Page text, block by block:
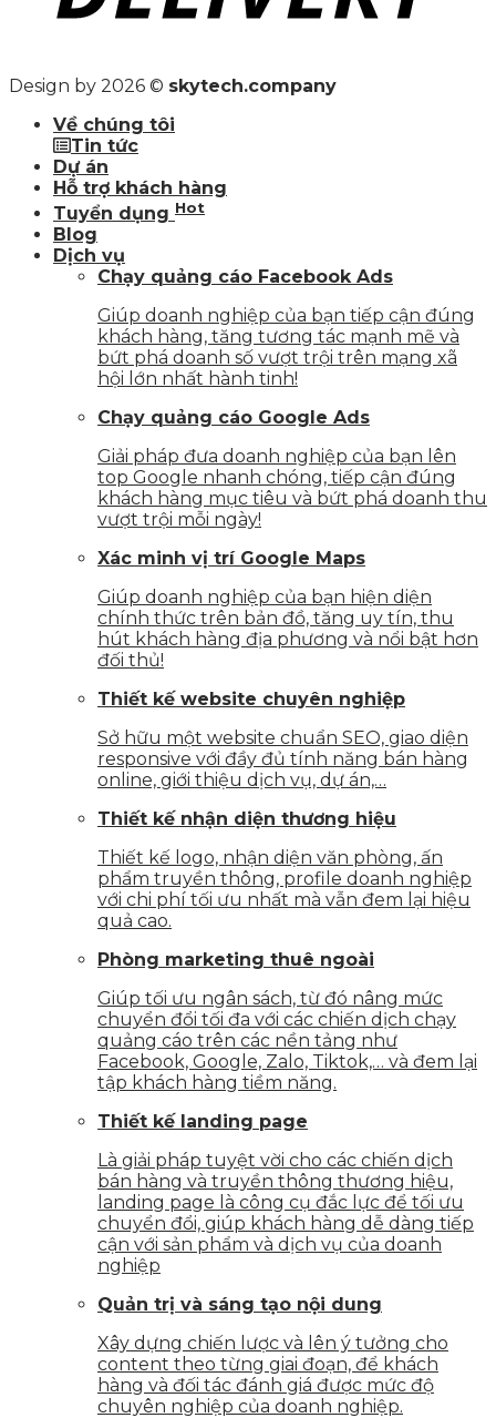
Design by 2026 © skytech.company
Về chúng tôi
Tin tức
Dự án
Hỗ trợ khách hàng
Tuyển dụng Hot
Blog
Dịch vụ
Chạy quảng cáo Facebook Ads
Giúp doanh nghiệp của bạn tiếp cận đúng
khách hàng, tăng tương tác mạnh mẽ và
bứt phá doanh số vượt trội trên mạng xã
hội lớn nhất hành tinh!
Chạy quảng cáo Google Ads
Giải pháp đưa doanh nghiệp của bạn lên
top Google nhanh chóng, tiếp cận đúng
khách hàng mục tiêu và bứt phá doanh thu
vượt trội mỗi ngày!
Xác minh vị trí Google Maps
Giúp doanh nghiệp của bạn hiện diện
chính thức trên bản đồ, tăng uy tín, thu
hút khách hàng địa phương và nổi bật hơn
đối thủ!
Thiết kế website chuyên nghiệp
Sở hữu một website chuẩn SEO, giao diện
responsive với đầy đủ tính năng bán hàng
online, giới thiệu dịch vụ, dự án,…
Thiết kế nhận diện thương hiệu
Thiết kế logo, nhận diện văn phòng, ấn
phẩm truyền thông, profile doanh nghiệp
với chi phí tối ưu nhất mà vẫn đem lại hiệu
quả cao.
Phòng marketing thuê ngoài
Giúp tối ưu ngân sách, từ đó nâng mức
chuyển đổi tối đa với các chiến dịch chạy
quảng cáo trên các nền tảng như
Facebook, Google, Zalo, Tiktok,… và đem lại
tập khách hàng tiềm năng.
Thiết kế landing page
Là giải pháp tuyệt vời cho các chiến dịch
bán hàng và truyền thông thương hiệu,
landing page là công cụ đắc lực để tối ưu
chuyển đổi, giúp khách hàng dễ dàng tiếp
cận với sản phẩm và dịch vụ của doanh
nghiệp
Quản trị và sáng tạo nội dung
Xây dựng chiến lược và lên ý tưởng cho
content theo từng giai đoạn, để khách
hàng và đối tác đánh giá được mức độ
chuyên nghiệp của doanh nghiệp.